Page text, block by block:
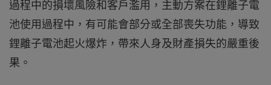
過程中的損壞風險和客戶濫用，主動方案在鋰離子電
池使用過程中，有可能會部分或全部喪失功能，導致
鋰離子電池起火爆炸，帶來人身及財產損失的嚴重後
果。